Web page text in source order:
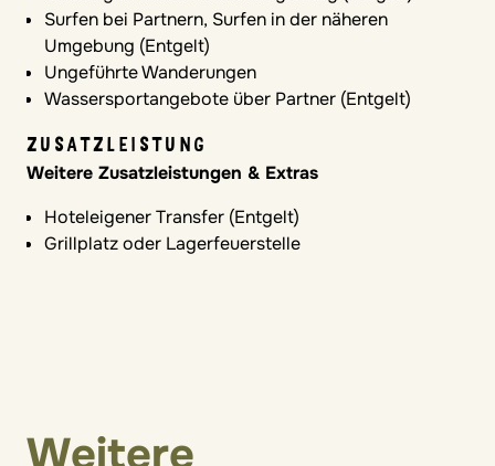
Komfort im Zimmer
Babybett
Wickelmöglichkeiten
In öffentlichen Toiletten
Babybadewanne
Frühstück Erw./Jgdl. ab 13 J. ca. 8,50 €/Tag, Ki. 2-
12 J. ca.m 5,00 €/Tag, Kinder unter 2 J. gratis,
Surfen bei Partnern, Surfen in der näheren
Umgebung (Entgelt)
Ungeführte Wanderungen
Wassersportangebote über Partner (Entgelt)
ZUSATZLEISTUNG
Weitere Zusatzleistungen & Extras
Hoteleigener Transfer (Entgelt)
Grillplatz oder Lagerfeuerstelle
Weitere